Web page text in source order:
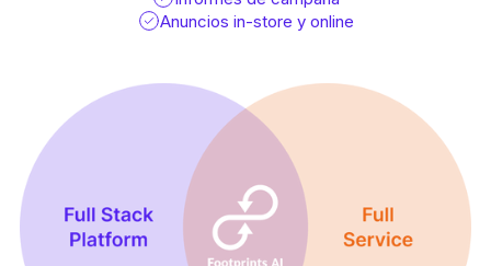
Anuncios in-store y online